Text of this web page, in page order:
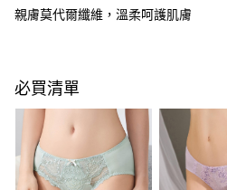
１．簡單：不需註冊會員、不需綁卡、不需
【「AFTEE先享後付」結帳流程】
結帳頁面，進行簡訊認證並確認金額後，
２．訂單成立數日內，您將收到繳費通知簡
３．收到繳費通知簡訊後14天內，點擊此
ATM／網路銀行／等多元方式進行付款，
※ 請注意：結帳手續完成當下不需立刻繳
每筆NT$100，滿NT$1,500(含以上)免
付款後全家取貨
每筆NT$100，滿NT$1,500(含以上)
7-11取付
親膚莫代爾纖維，溫柔呵護肌膚
必買清單